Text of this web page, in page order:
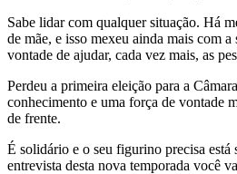
Sabe lidar com qualquer situação. Há
de mãe, e isso mexeu ainda mais com
vontade de ajudar, cada vez mais, as
Perdeu a primeira eleição para a
conhecimento e uma força de vontade
de frente.
É solidário e o seu figurino precisa está
entrevista desta nova temporada você